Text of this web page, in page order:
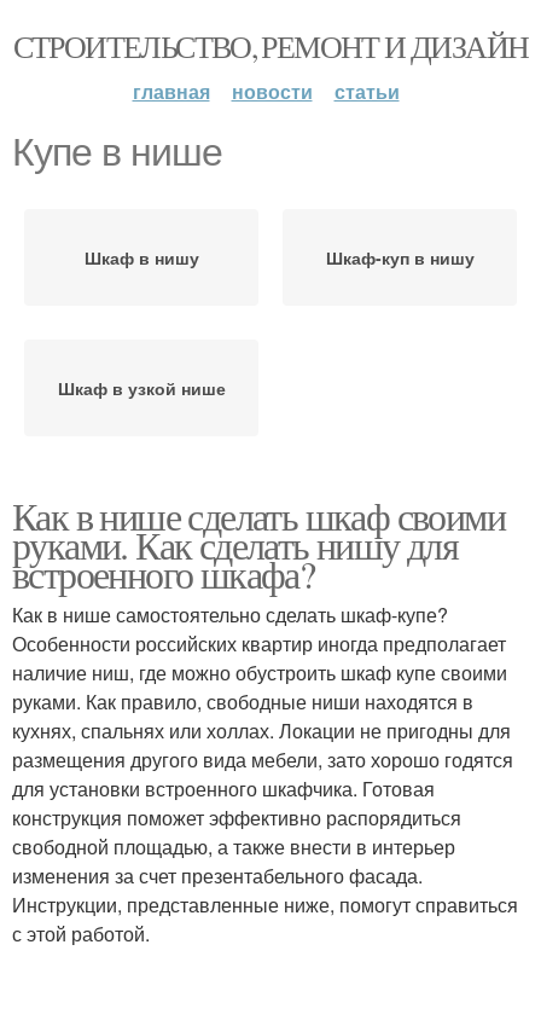
СТРОИТЕЛЬСТВО, РЕМОНТ И ДИЗАЙН
главная новости статьи
Купе в нише
Шкаф в нишу Шкаф-куп в нишу
Шкаф в узкой нише
Как в нише сделать шкаф своими
руками. Как сделать нишу для
встроенного шкафа?
Как в нише самостоятельно сделать шкаф-купе?
Особенности российских квартир иногда предполагает
наличие ниш, где можно обустроить шкаф купе своими
руками. Как правило, свободные ниши находятся в
кухнях, спальнях или холлах. Локации не пригодны для
размещения другого вида мебели, зато хорошо годятся
для установки встроенного шкафчика. Готовая
конструкция поможет эффективно распорядиться
свободной площадью, а также внести в интерьер
изменения за счет презентабельного фасада.
Инструкции, представленные ниже, помогут справиться
с этой работой.